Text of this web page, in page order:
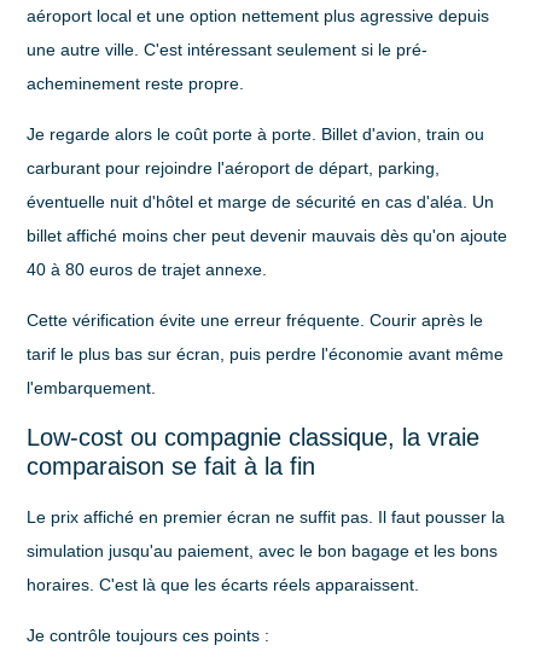
aéroport local et une option nettement plus agressive depuis
une autre ville. C'est intéressant seulement si le pré-
acheminement reste propre.
Je regarde alors le coût porte à porte. Billet d'avion, train ou
carburant pour rejoindre l'aéroport de départ, parking,
éventuelle nuit d'hôtel et marge de sécurité en cas d'aléa. Un
billet affiché moins cher peut devenir mauvais dès qu'on ajoute
40 à 80 euros de trajet annexe.
Cette vérification évite une erreur fréquente. Courir après le
tarif le plus bas sur écran, puis perdre l'économie avant même
l'embarquement.
Low-cost ou compagnie classique, la vraie
comparaison se fait à la fin
Le prix affiché en premier écran ne suffit pas. Il faut pousser la
simulation jusqu'au paiement, avec le bon bagage et les bons
horaires. C'est là que les écarts réels apparaissent.
Je contrôle toujours ces points :